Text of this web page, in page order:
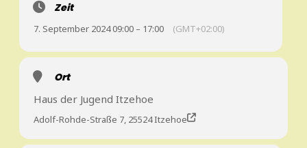
Zeit
7. September 2024 09:00 – 17:00 (GMT+02:00)
Ort
Haus der Jugend Itzehoe
Adolf-Rohde-Straße 7, 25524 Itzehoe